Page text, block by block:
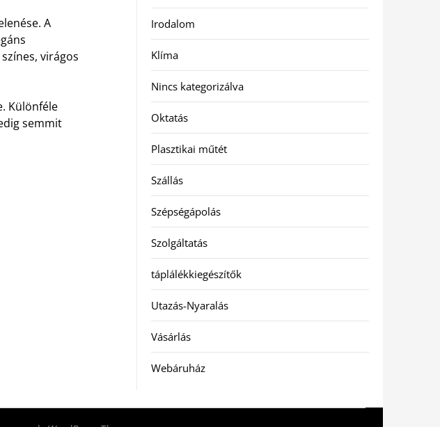
A
virágos
Különféle
semmit
Irodalom
Klíma
Nincs kategorizálva
Oktatás
Plasztikai műtét
Szállás
Szépségápolás
Szolgáltatás
táplálékkiegészítők
Utazás-Nyaralás
Vásárlás
Webáruház